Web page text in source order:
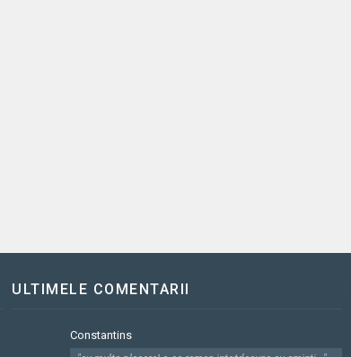
ULTIMELE COMENTARII
Constantins